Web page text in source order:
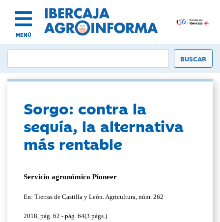
MENÚ
Sorgo: contra la
sequía, la alternativa
más rentable
Servicio agronómico Pioneer
En: Tierras de Castilla y León. Agricultura, núm. 262
2018, pág. 62 - pág. 64(3 págs.)